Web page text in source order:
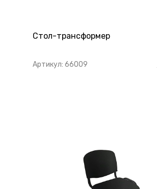
Стол-трансформер
Артикул: 66009